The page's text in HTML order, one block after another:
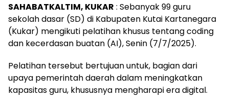
SAHABATKALTIM, KUKAR : Sebanyak 99 guru
sekolah dasar (SD) di Kabupaten Kutai Kartanegara
(Kukar) mengikuti pelatihan khusus tentang coding
dan kecerdasan buatan (AI), Senin (7/7/2025).
Pelatihan tersebut bertujuan untuk, bagian dari
upaya pemerintah daerah dalam meningkatkan
kapasitas guru, khususnya mengharapi era digital.